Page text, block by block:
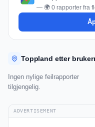
— 🌍 0 rapporter fra
Toppland etter
Ingen nylige feilrapporter
tilgjengelig.
ADVERTISEMENT